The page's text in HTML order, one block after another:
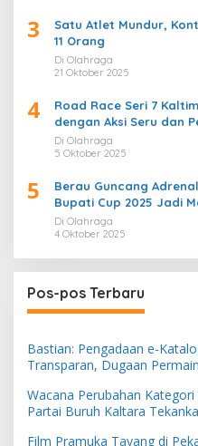
3
Satu Atlet Mundur,
11 Orang
Di Olahraga
21 Oktober 2025
4
Road Race Seri 7
dengan Aksi Seru dan
Di Olahraga
5 Oktober 2025
5
Berau Guncang
Bupati Cup 2025 Jadi
Permanen 2026
Di Olahraga
4 Oktober 2025
Pos-pos Terbaru
Bastian: Pengadaan e-
Transparan, Dugaan
Wacana Perubahan
Partai Buruh Kaltara
Film Pramuka Tayang di